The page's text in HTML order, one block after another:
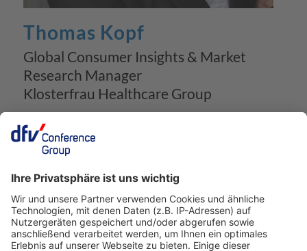
Thomas Kopf
Global Consumer Insights & Market
Research Manager
Klosterfrau Healthcare Group
Herr Thomas Kopf ist seit 2006 bei der
Leitungsaufgaben der kommerziellen
Ideenfindung betraut. Seit 2018 in einer